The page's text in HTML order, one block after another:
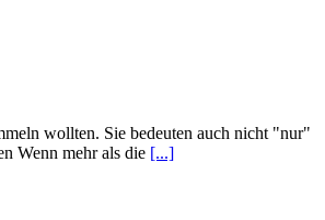
wollten. Sie bedeuten auch nicht "nur"
Wenn mehr als die [...]